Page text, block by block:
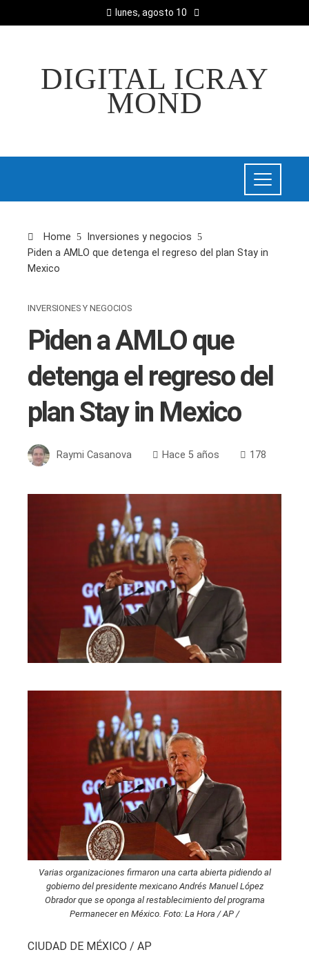
lunes, agosto 10
DIGITAL ICRAY
MOND
Home
Inversiones y negocios
Piden a AMLO que detenga el regreso del plan Stay in
Mexico
INVERSIONES Y NEGOCIOS
Piden a AMLO que
detenga el regreso del
plan Stay in Mexico
Raymi Casanova Hace 5 años 178
Varias organizaciones firmaron una carta abierta pidiendo al
gobierno del presidente mexicano Andrés Manuel López
Obrador que se oponga al restablecimiento del programa
Permanecer en México. Foto: La Hora / AP /
CIUDAD DE MÉXICO / AP